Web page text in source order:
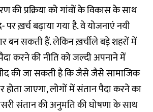
की प्रक्रिया को गांवों के विकास के साथ
पर ख़र्च बढ़ाया गया है. वे योजनाएं नयी
बन सकती हैं. लेकिन ख़र्चीले बड़े शहरों में
करने की नीति को जल्दी अपनाने में
की जा सकती है कि जैसे जैसे सामाजिक
होता जाएगा, लोगों में संतान पैदा करने का
संतान की अनुमति की घोषणा के साथ